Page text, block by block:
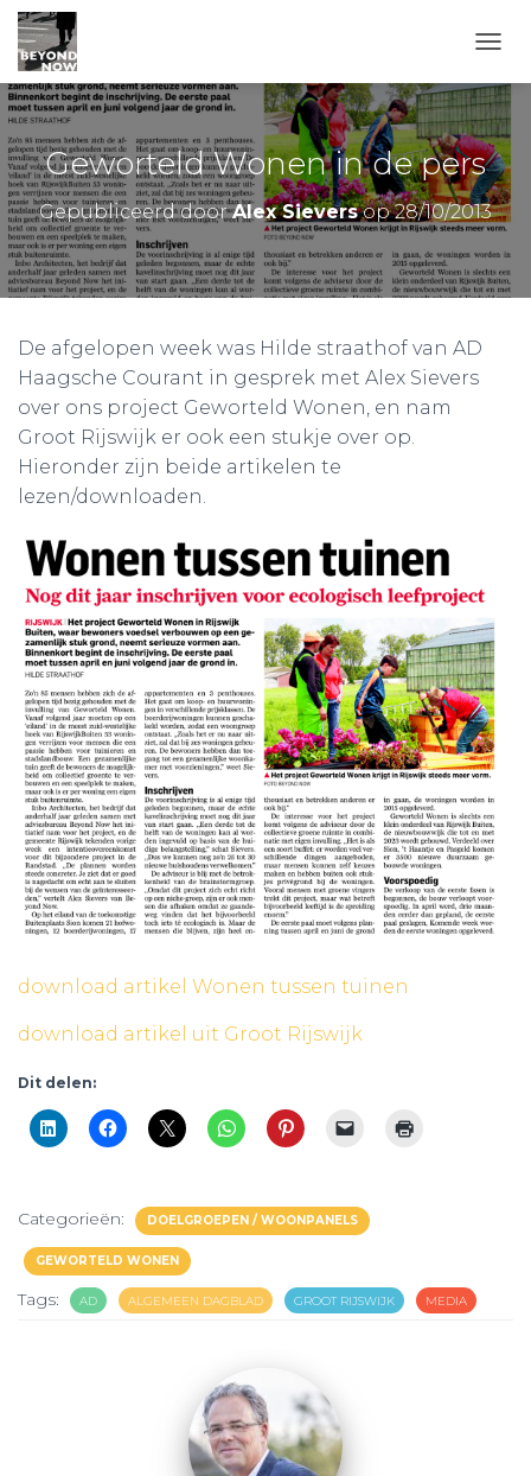
Geworteld Wonen in de pers
Gepubliceerd doorAlex Sieversop28/10/2013
De afgelopen week was Hilde straathof van AD
Haagsche Courant in gesprek met Alex Sievers
over ons project Geworteld Wonen, en nam
Groot Rijswijk er ook een stukje over op.
Hieronder zijn beide artikelen te
lezen/downloaden.
download artikel Wonen tussen tuinen
download artikel uit Groot Rijswijk
Dit delen:
Categorieën: DOELGROEPEN / WOONPANELS
GEWORTELD WONEN
Tags: AD ALGEMEEN DAGBLAD GROOT RIJSWIJK MEDIA